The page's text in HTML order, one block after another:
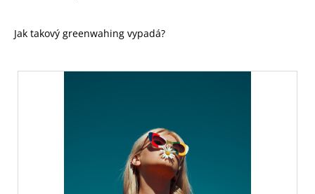
Jak takový greenwahing vypadá?